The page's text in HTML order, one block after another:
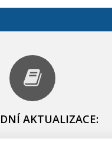
AKTUALIZACE: